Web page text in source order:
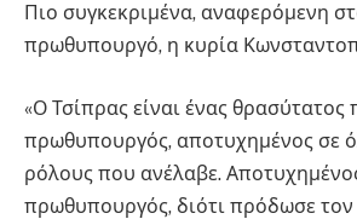
Πιο συγκεκριμένα, αναφερόμενη
πρωθυπουργό, η κυρία
«Ο Τσίπρας είναι ένας θρασύτατος
πρωθυπουργός, αποτυχημένος σε
ρόλους που ανέλαβε.
πρωθυπουργός, διότι πρόδωσε